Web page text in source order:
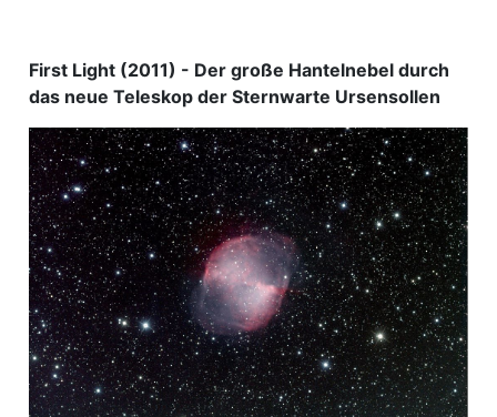
First Light (2011) - Der große Hantelnebel durch
das neue Teleskop der Sternwarte Ursensollen